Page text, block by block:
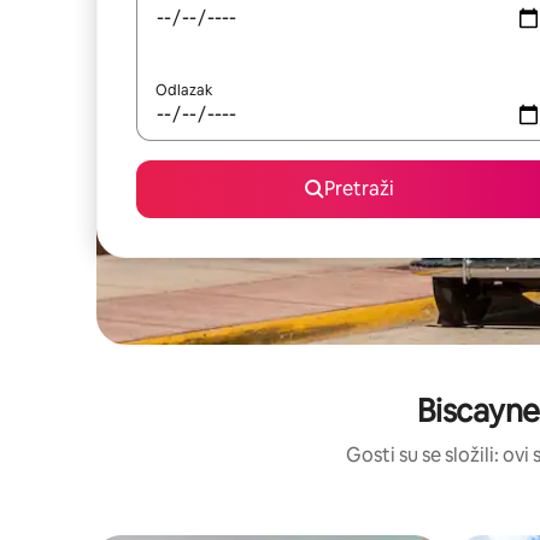
Odlazak
Pretraži
Gosti su se složili: